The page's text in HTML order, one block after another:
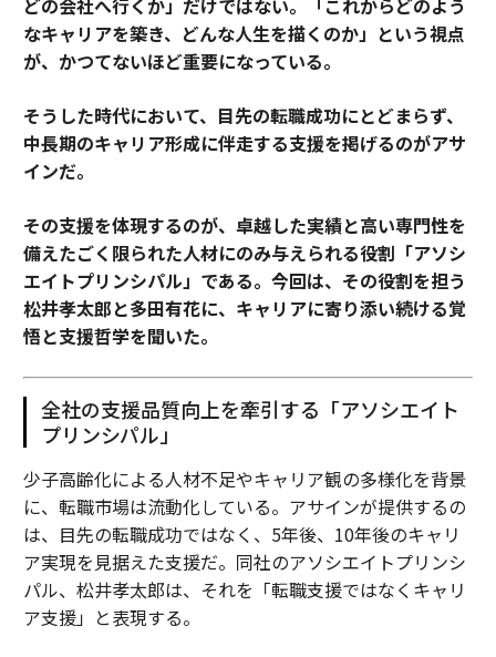
どの会社へ行くか」だけではない。「これからどのよう
なキャリアを築き、どんな人生を描くのか」という視点
が、かつてないほど重要になっている。
そうした時代において、目先の転職成功にとどまらず、
中長期のキャリア形成に伴走する支援を掲げるのがアサ
インだ。
その支援を体現するのが、卓越した実績と高い専門性を
備えたごく限られた人材にのみ与えられる役割「アソシ
エイトプリンシパル」である。今回は、その役割を担う
松井孝太郎と多田有花に、キャリアに寄り添い続ける覚
悟と支援哲学を聞いた。
全社の支援品質向上を牽引する「アソシエイト
プリンシパル」
少子高齢化による人材不足やキャリア観の多様化を背景
に、転職市場は流動化している。アサインが提供するの
は、目先の転職成功ではなく、5年後、10年後のキャリ
ア実現を見据えた支援だ。同社のアソシエイトプリンシ
パル、松井孝太郎は、それを「転職支援ではなくキャリ
ア支援」と表現する。